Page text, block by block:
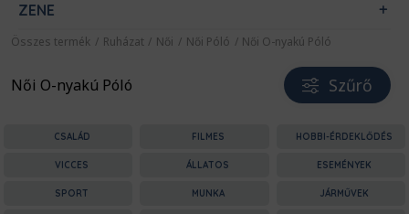
ZENE
Összes termék / Ruházat / Női / Női Póló / Női O-nyakú Póló
Női O-nyakú Póló Szűrő
CSALÁD FILMES HOBBI-ÉRDEKLŐDÉS
VICCES ÁLLATOS ESEMÉNYEK
SPORT MUNKA JÁRMŰVEK